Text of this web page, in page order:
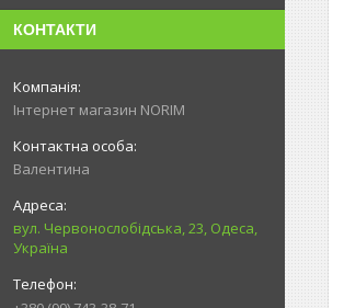
КОНТАКТИ
Інтернет магазин NORIM
Валентина
вул. Червонослобідська, 23, Одеса,
Україна